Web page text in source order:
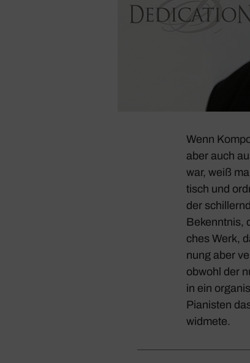
Wenn
aber auch
war, weiß
tisch und
der
Bekenntnis,
ches Werk,
nung aber
obwohl der
in ein
Pianisten
widmete.